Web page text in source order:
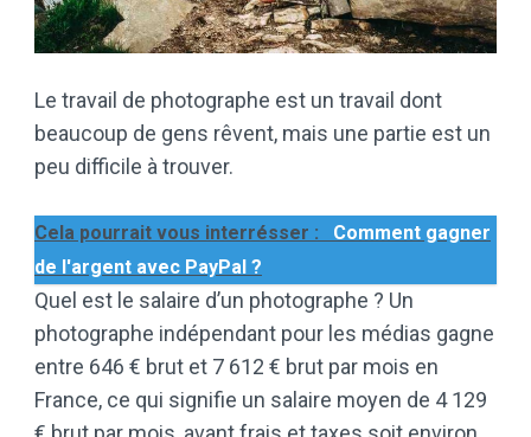
Le travail de photographe est un travail dont
beaucoup de gens rêvent, mais une partie est un
peu difficile à trouver.
Cela pourrait vous interrésser :
Comment gagner
de l'argent avec PayPal ?
Quel est le salaire d’un photographe ? Un
photographe indépendant pour les médias gagne
entre 646 € brut et 7 612 € brut par mois en
France, ce qui signifie un salaire moyen de 4 129